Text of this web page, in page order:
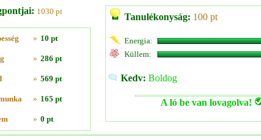
1030 pt
» 10 pt
» 286 pt
» 569 pt
» 165 pt
» 0 pt
Tanulékonyság: 100 pt
Energia:
Küllem:
Kedv: Boldog
A ló be van lovagolva!